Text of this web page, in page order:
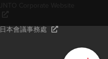
日本會議事務處